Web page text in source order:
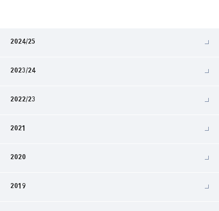
2024/25
2023/24
2022/23
2021
2020
2019